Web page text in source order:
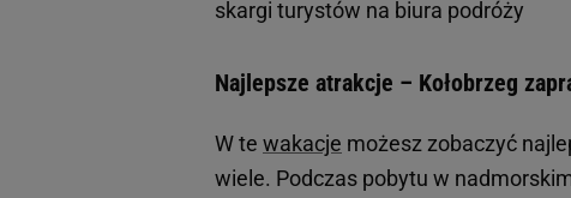
skargi turystów na biura podróży
Najlepsze atrakcje – Kołobrzeg
W te wakacje możesz zobaczyć
wiele. Podczas pobytu w